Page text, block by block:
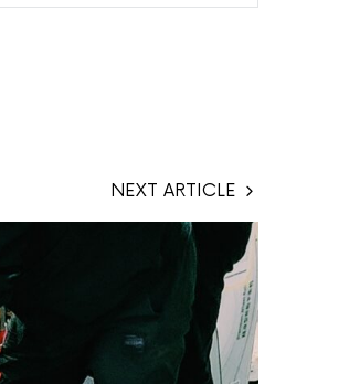
NEXT ARTICLE